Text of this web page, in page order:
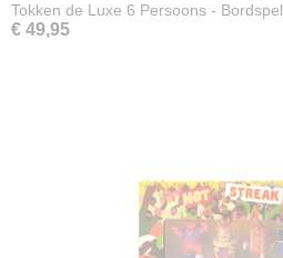
Tokken de Luxe 6 Persoons - Bordspel
€ 49,95